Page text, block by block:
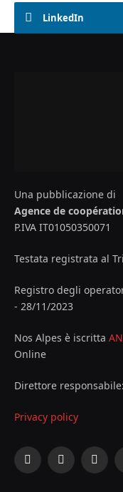
LinkedIn
Una pubblicazione di
Agence de
P.IVA IT01050350071
Testata registrata al
Registro degli
- 28/11/2023
Nos Alpes è iscritta
Online
Direttore
Privacy policy
Facebook
X